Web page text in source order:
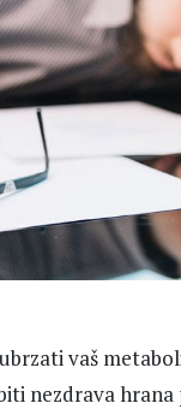
vaš
nezdrava